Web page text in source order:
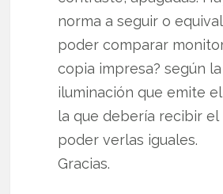
norma a seguir o
poder comparar
copia impresa? según la
iluminación que emite
la que debería recibir
poder verlas iguales.
Gracias.